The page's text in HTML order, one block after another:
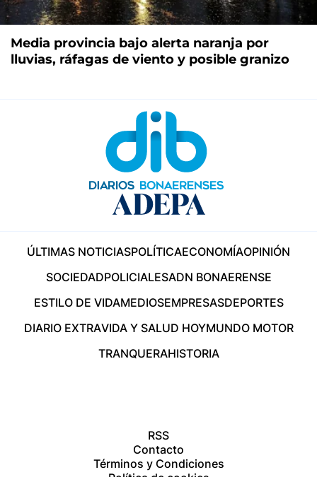
Media provincia bajo alerta naranja por
lluvias, ráfagas de viento y posible granizo
ÚLTIMAS NOTICIASPOLÍTICAECONOMÍAOPINIÓN
SOCIEDADPOLICIALESADN BONAERENSE
ESTILO DE VIDAMEDIOSEMPRESASDEPORTES
DIARIO EXTRAVIDA Y SALUD HOYMUNDO MOTOR
TRANQUERAHISTORIA
RSS
Contacto
Términos y Condiciones